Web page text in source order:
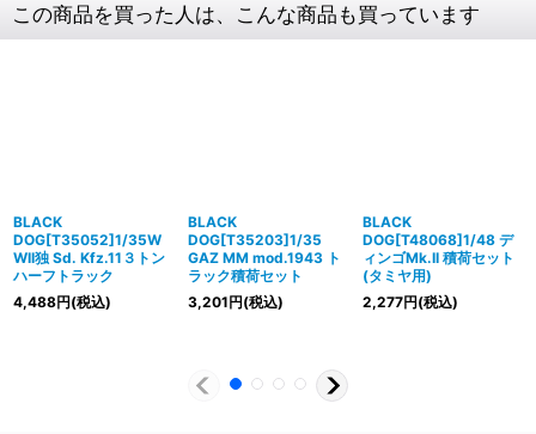
この商品を買った人は、こんな商品も買っています
BLACK
DOG[T35052]1/35W
WII独 Sd. Kfz.11３トン
ハーフトラック
4,488円(税込)
BLACK
DOG[T35203]1/35
GAZ MM mod.1943 ト
ラック積荷セット
3,201円(税込)
BLACK
DOG[T48068]1/48 デ
ィンゴMk.II 積荷セット
(タミヤ用)
2,277円(税込)